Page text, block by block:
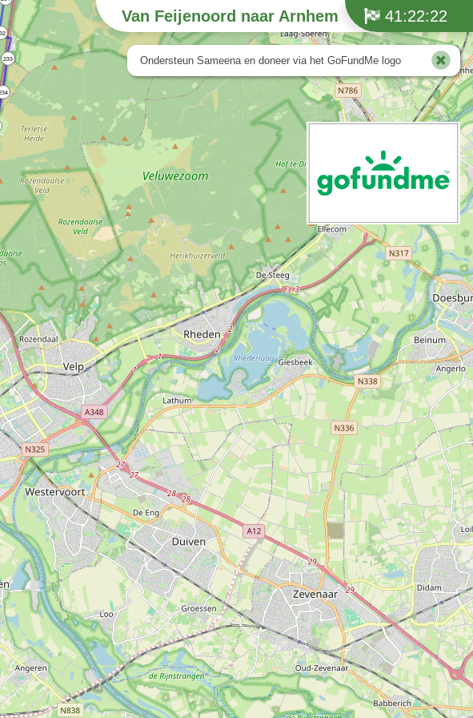
Van Feijenoord naar Arnhem 41:22:22
Ondersteun Sameena en doneer via het GoFundMe logo
233